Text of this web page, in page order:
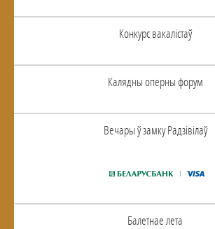
Конкурс вакалiстаў
Калядны оперны форум
Вечары ў замку Радзiвiлаў
Балетнае лета